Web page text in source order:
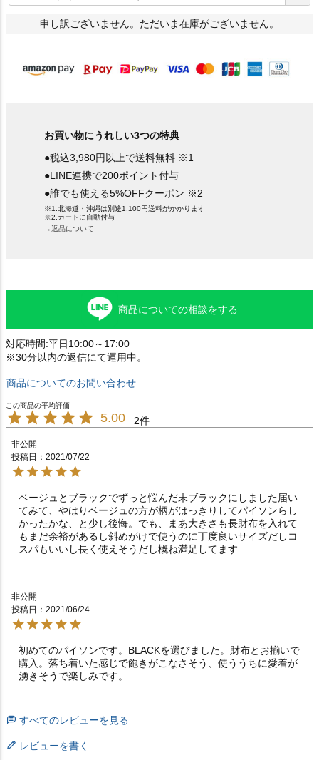
須
)
申し訳ございません。ただいま在庫がございません。
お買い物にうれしい3つの特典
●税込3,980円以上で送料無料 ※1
●LINE連携で200ポイント付与
●誰でも使える5%OFFクーポン ※2
※1.北海道・沖縄は別途1,100円送料がかかります
※2.カートに自動付与
→返品について
商品についての相談をする
対応時間:平日10:00～17:00
※30分以内の返信にて運用中。
商品についてのお問い合わせ
5.00 2
非公開
投稿日
2021/07/22
ベージュとブラックでずっと悩んだ末ブラックにしました届い
てみて、やはりベージュの方が柄がはっきりしてパイソンらし
かったかな、と少し後悔。でも、まあ大きさも長財布を入れて
もまだ余裕があるし斜めがけで使うのに丁度良いサイズだしコ
スパもいいし長く使えそうだし概ね満足してます
非公開
投稿日
2021/06/24
初めてのパイソンです。BLACKを選びました。財布とお揃いで
購入。落ち着いた感じで飽きがこなさそう、使ううちに愛着が
湧きそうで楽しみです。
すべてのレビューを見る
レビューを書く